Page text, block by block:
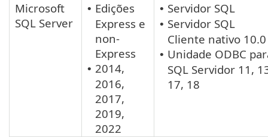
Microsoft
SQL Server
• Edições
Express e
non-
Express
• 2014,
2016,
2017,
2019,
2022
• Servidor SQL
• Servidor SQL
Cliente nativo 10.0
• Unidade ODBC
SQL Servidor 11,
17, 18